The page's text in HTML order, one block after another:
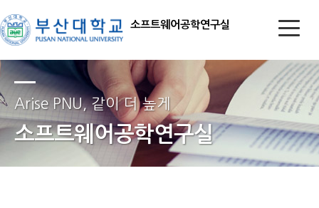
소프트웨어공학연구실
Arise PNU, 같이 더 높게
소프트웨어공학연구실